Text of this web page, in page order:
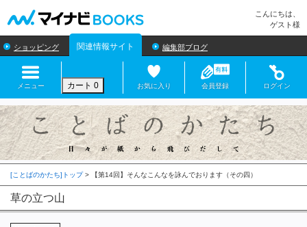
こんにちは、
ゲスト様
ショッピング 関連情報サイト 編集部ブログ
メニュー カート 0 お気に入り 会員登録 ログイン
[ことばのかたち]トップ>
草の立つ山